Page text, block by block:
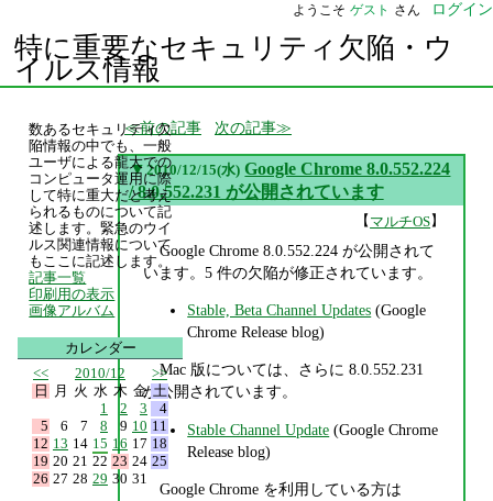
ようこそ ゲスト さん ログイン
特に重要なセキュリティ欠陥・ウ
イルス情報
前の記事 次の記事
▼ 2010/12/15(水) Google Chrome 8.0.552.224
/ 8.0.552.231 が公開されています
【マルチOS】
Google Chrome 8.0.552.224 が公開されて
います。5 件の欠陥が修正されています。
Stable, Beta Channel Updates (Google
Chrome Release blog)
Mac 版については、さらに 8.0.552.231
が公開されています。
Stable Channel Update (Google Chrome
Release blog)
Google Chrome を利用している方は
数あるセキュリティ欠
陥情報の中でも、一般
ユーザによる龍大での
コンピュータ運用に際
して特に重大だと考え
られるものについて記
述します。緊急のウイ
ルス関連情報について
もここに記述します。
記事一覧
印刷用の表示
画像アルバム
カレンダー
<<
2010/12
>>
日
月 火 水 木 金 土
1
2 3
4
5
6 7 8 9 10 11
12 13 14 15 16 17 18
19 20 21 22 23 24 25
26 27 28 29 30 31